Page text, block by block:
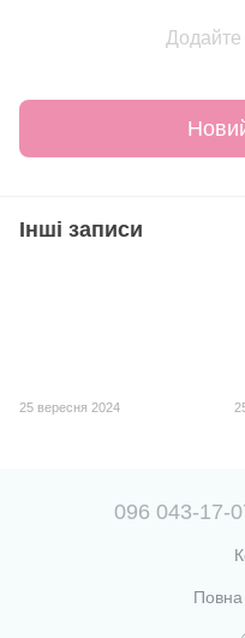
Додайте
Інші записи
25 вересня 2024
096 043-17-
Повна